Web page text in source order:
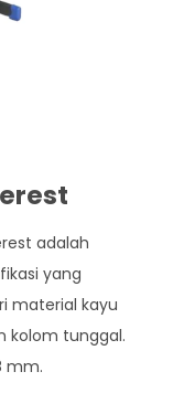
adalah
yang
material kayu
kolom tunggal.
mm.